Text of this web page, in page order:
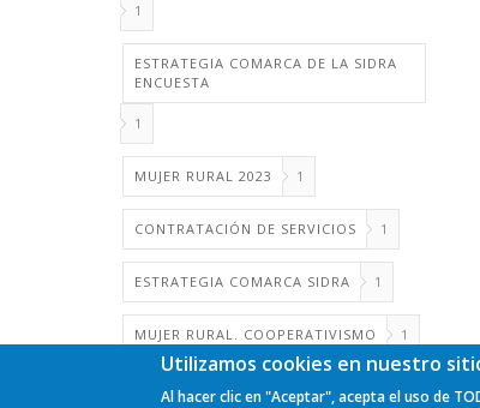
1
ESTRATEGIA COMARCA DE LA SIDRA
ENCUESTA
1
MUJER RURAL 2023 1
CONTRATACIÓN DE SERVICIOS 1
ESTRATEGIA COMARCA SIDRA 1
MUJER RURAL. COOPERATIVISMO 1
Utilizamos cookies en nuestro
Al hacer clic en "Aceptar", acepta el uso de